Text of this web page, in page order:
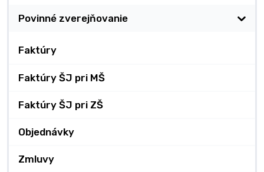
Povinné zverejňovanie
Faktúry
Faktúry ŠJ pri MŠ
Faktúry ŠJ pri ZŠ
Objednávky
Zmluvy